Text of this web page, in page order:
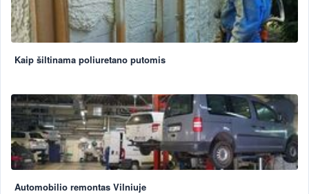
Kaip šiltinama poliuretano putomis
Automobilio remontas Vilniuje